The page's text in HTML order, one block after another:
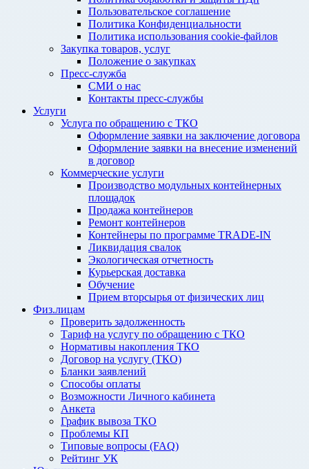
Пользовательское соглашение
Политика Конфиденциальности
Политика использования cookie-файлов
Закупка товаров, услуг
Положение о закупках
Пресс-служба
СМИ о нас
Контакты пресс-службы
Услуги
Услуга по обращению с ТКО
Оформление заявки на заключение договора
Оформление заявки на внесение изменений
в договор
Коммерческие услуги
Производство модульных контейнерных
площадок
Продажа контейнеров
Ремонт контейнеров
Контейнеры по программе TRADE-IN
Ликвидация свалок
Экологическая отчетность
Курьерская доставка
Обучение
Прием вторсырья от физических лиц
Физ.лицам
Проверить задолженность
Тариф на услугу по обращению с ТКО
Нормативы накопления ТКО
Договор на услугу (ТКО)
Бланки заявлений
Способы оплаты
Возможности Личного кабинета
Анкета
График вывоза ТКО
Проблемы КП
Типовые вопросы (FAQ)
Рейтинг УК